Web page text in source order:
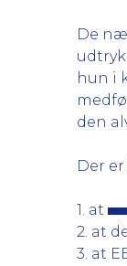
De
hun i
den
Der
1. at
2. at
3. at